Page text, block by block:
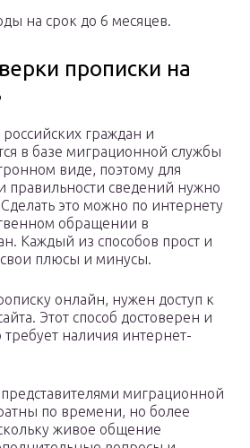
на срок до 6 месяцев.
прописки на
граждан и
в базе миграционной службы
виде, поэтому для
правильности сведений нужно
это можно по интернету
обращении в
Каждый из способов прост и
плюсы и минусы.
онлайн, нужен доступ к
Этот способ достоверен и
наличия интернет-
миграционной
по времени, но более
живое общение